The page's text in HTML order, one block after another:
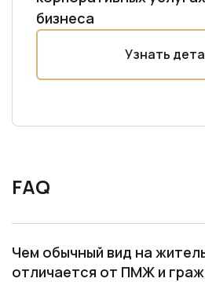
своевременное оказание услуг.
Узнать
бизнеса
Узнать
FAQ
Чем обычный вид на
отличается от ПМЖ и